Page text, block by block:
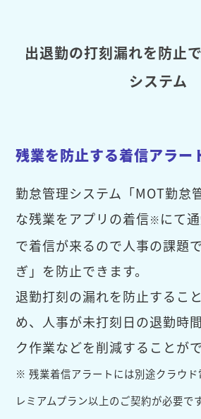
出退勤の打刻漏れを防止
システム
残業を防止する着信アラー
勤怠管理システム「MOT勤怠
な残業をアプリの着信※にて
で着信が来るので人事の課題
ぎ」を防止できます。
退勤打刻の漏れを防止するこ
め、人事が未打刻日の退勤時
ク作業などを削減することがで
※ 残業着信アラートには別途クラウ
レミアムプラン以上のご契約が必要です